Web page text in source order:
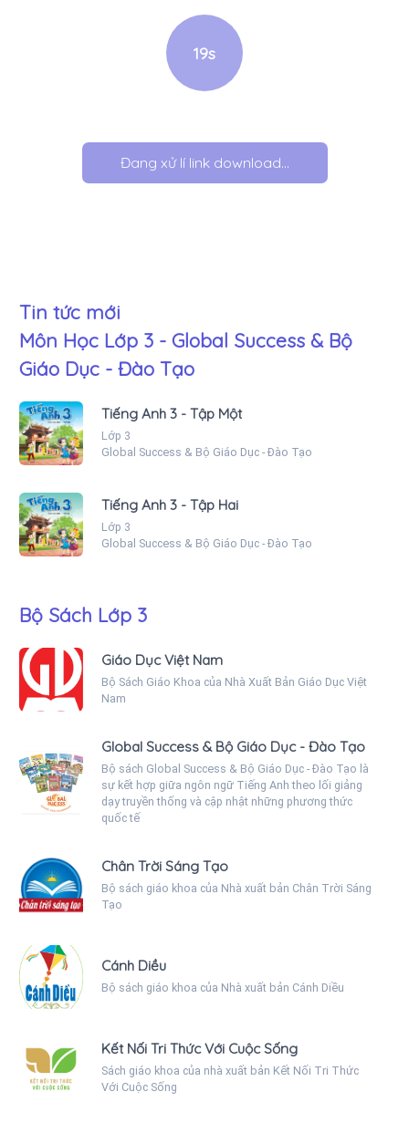
18s
Đang xử lí link download...
Tin tức mới
Môn Học Lớp 3 - Global Success & Bộ
Giáo Dục - Đào Tạo
Tiếng Anh 3 - Tập Một
Lớp 3
Global Success & Bộ Giáo Dục - Đào Tạo
Tiếng Anh 3 - Tập Hai
Lớp 3
Global Success & Bộ Giáo Dục - Đào Tạo
Bộ Sách Lớp 3
Giáo Dục Việt Nam
Bộ Sách Giáo Khoa của Nhà Xuất Bản Giáo Dục Việt
Nam
Global Success & Bộ Giáo Dục - Đào Tạo
Bộ sách Global Success & Bộ Giáo Dục - Đào Tạo là
sự kết hợp giữa ngôn ngữ Tiếng Anh theo lối giảng
dạy truyền thống và cập nhật những phương thức
quốc tế
Chân Trời Sáng Tạo
Bộ sách giáo khoa của Nhà xuất bản Chân Trời Sáng
Tạo
Cánh Diều
Bộ sách giáo khoa của Nhà xuất bản Cánh Diều
Kết Nối Tri Thức Với Cuộc Sống
Sách giáo khoa của nhà xuất bản Kết Nối Tri Thức
Với Cuộc Sống